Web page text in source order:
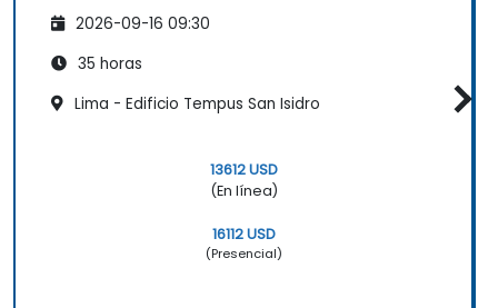
2026-09-16 09:30
35 horas
Lima - Edificio Tempus San Isidro
13612 USD
(En línea)
16112 USD
(Presencial)